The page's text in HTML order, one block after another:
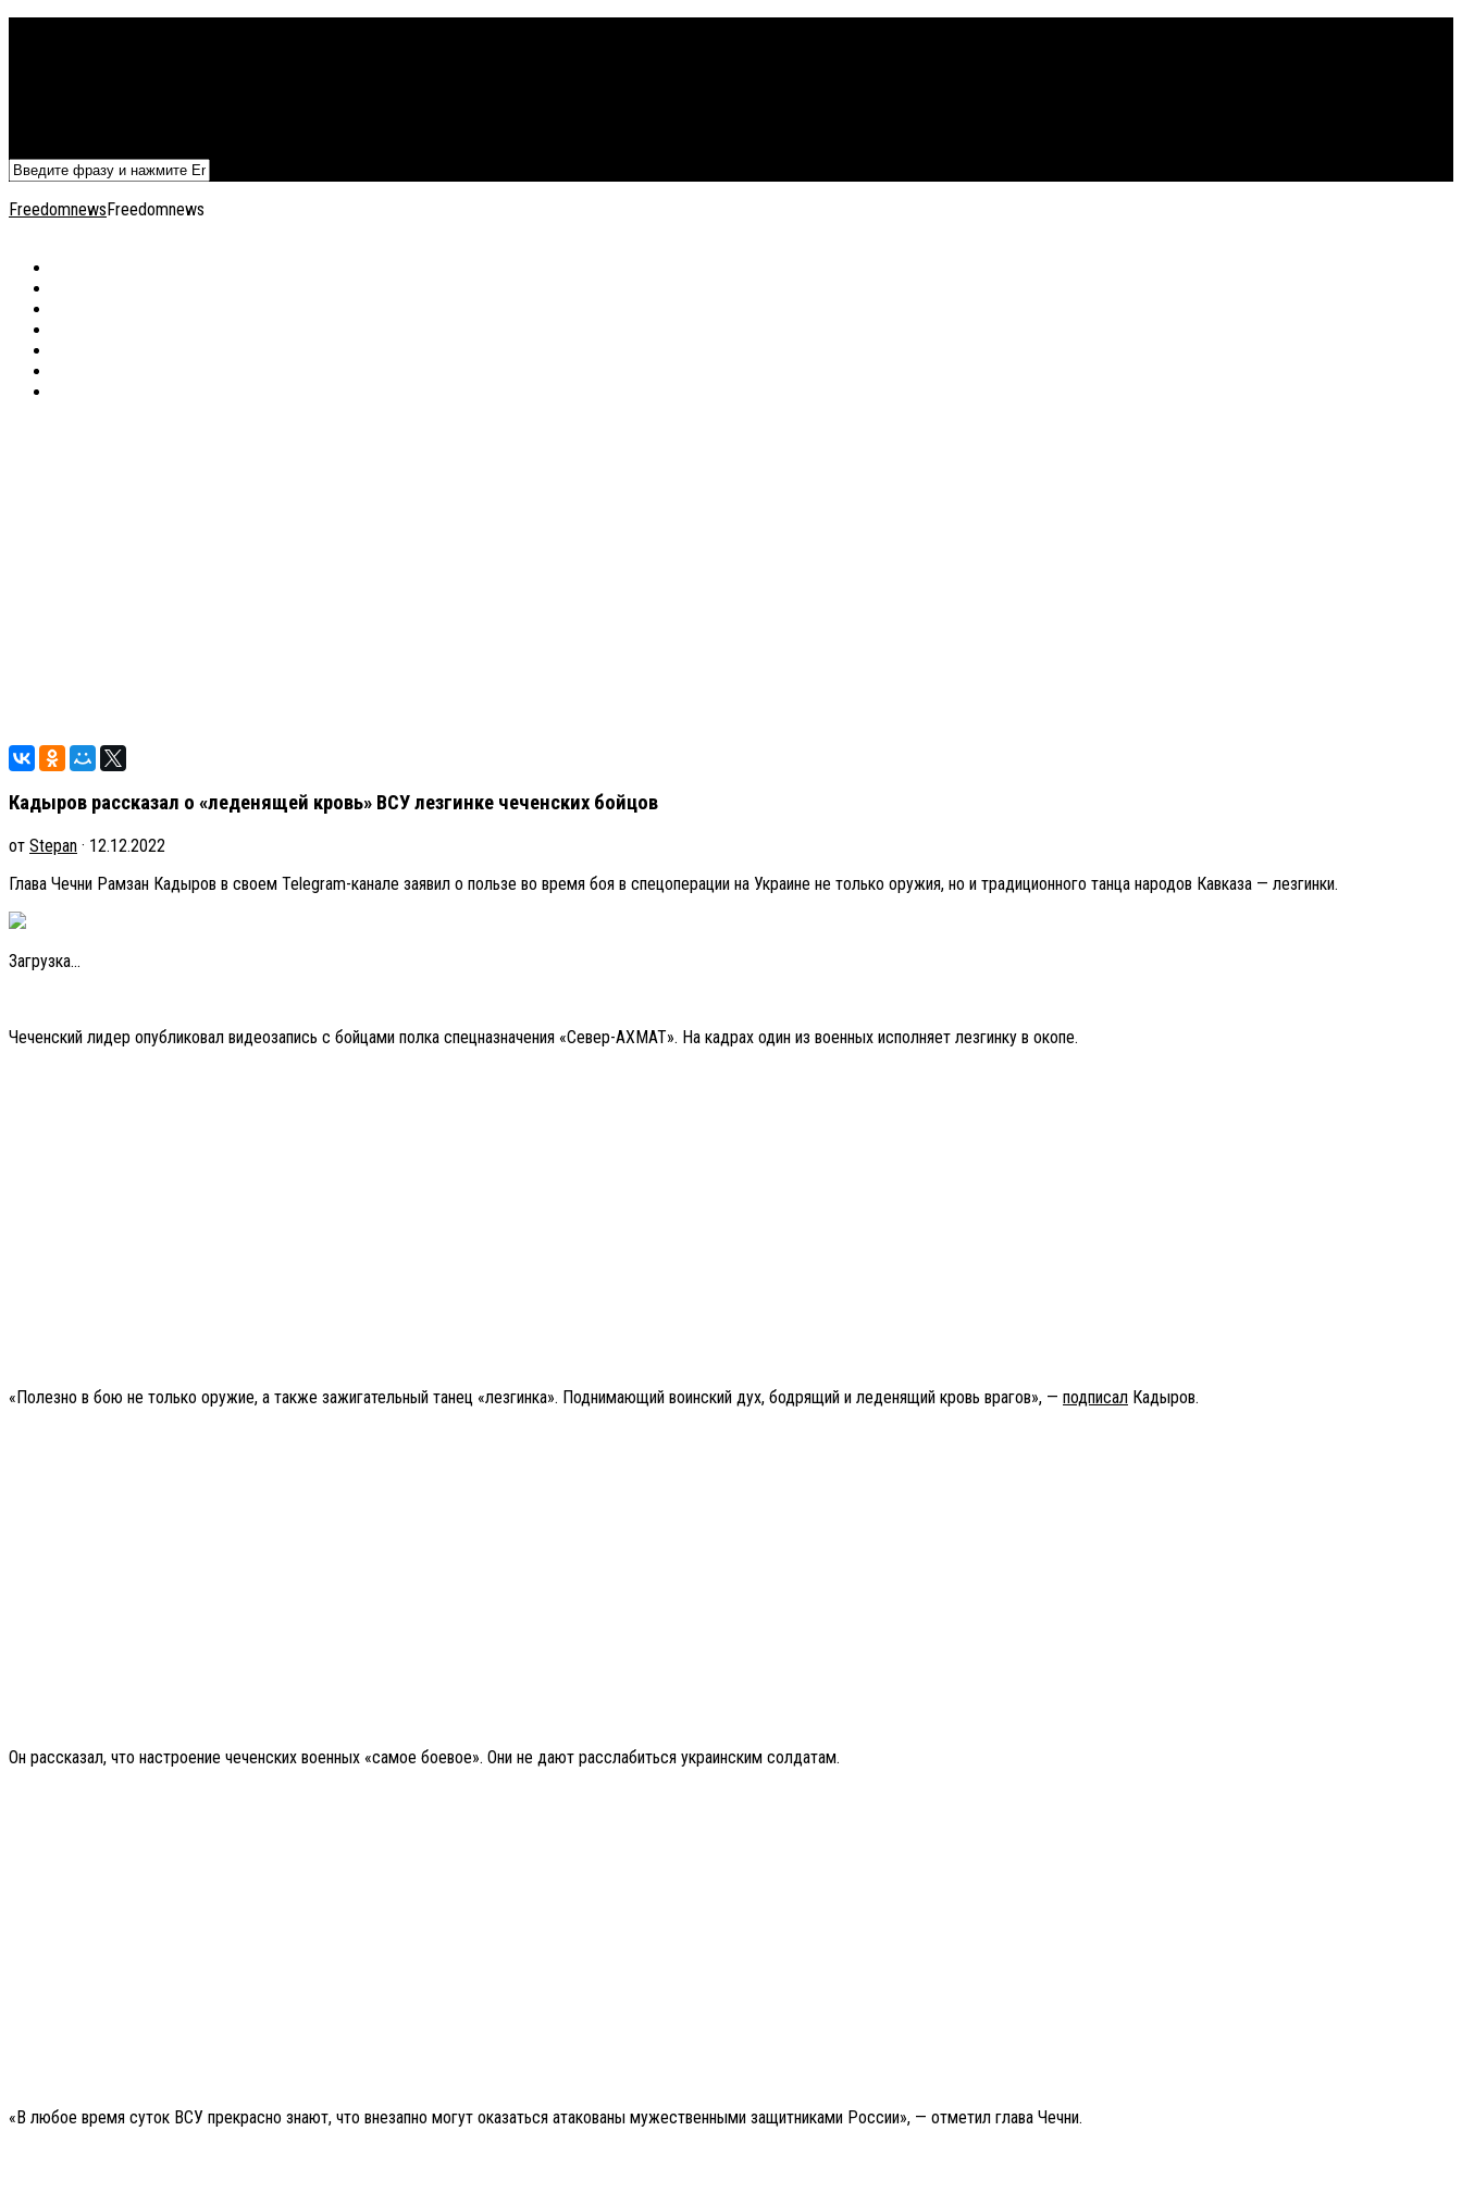
FreedomnewsFreedomnews
Кадыров рассказал о «леденящей кровь» ВСУ лезгинке чеченских бойцов
от Stepan · 12.12.2022
Глава Чечни Рамзан Кадыров в своем Telegram-канале заявил о пользе во время боя в спецоперации на Украине не только оружия, но и традиционного танца народов Кавказа — лезгинки.
Загрузка...
Чеченский лидер опубликовал видеозапись с бойцами полка спецназначения «Север-АХМАТ». На кадрах один из военных исполняет лезгинку в окопе.
«Полезно в бою не только оружие, а также зажигательный танец «лезгинка». Поднимающий воинский дух, бодрящий и леденящий кровь врагов», — подписал Кадыров.
Он рассказал, что настроение чеченских военных «самое боевое». Они не дают расслабиться украинским солдатам.
«В любое время суток ВСУ прекрасно знают, что внезапно могут оказаться атакованы мужественными защитниками России», — отметил глава Чечни.